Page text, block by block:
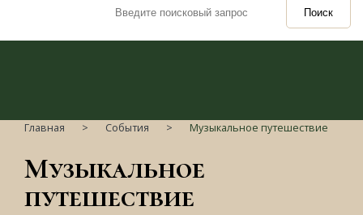
Поиск
Главная События Музыкальное путешествие
Музыкальное
путешествие